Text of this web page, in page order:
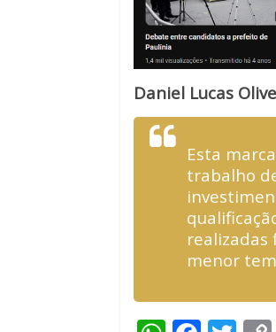
Daniel Lucas
Esta
trabalho
realizadas
menor